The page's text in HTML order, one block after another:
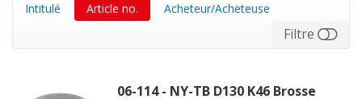
Intitulé Article no. Acheteur/Acheteuse
Filtre
06-114 - NY-TB D130 K46 Brosse